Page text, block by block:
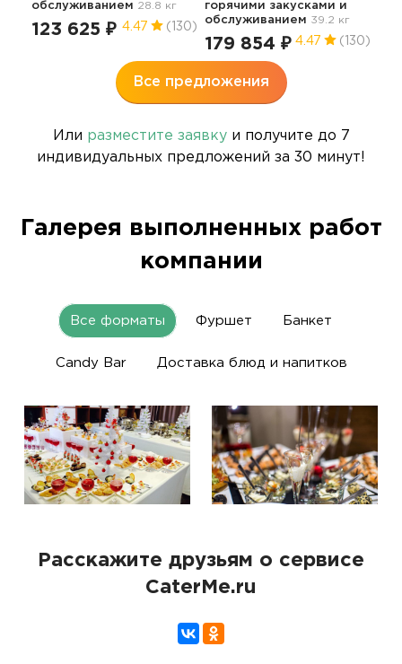
обслуживанием 28.8 кг
123 625 ₽ 4.47 (130)
горячими закусками и
обслуживанием 39.2 кг
179 854 ₽ 4.47 (130)
Все предложения
Или разместите заявкуи получите до 7
индивидуальных предложений за 30 минут!
Галерея выполненных работ
компании
Все форматы Фуршет Банкет
Candy Bar Доставка блюд и напитков
Расскажите друзьям о сервисе
CaterMe.ru